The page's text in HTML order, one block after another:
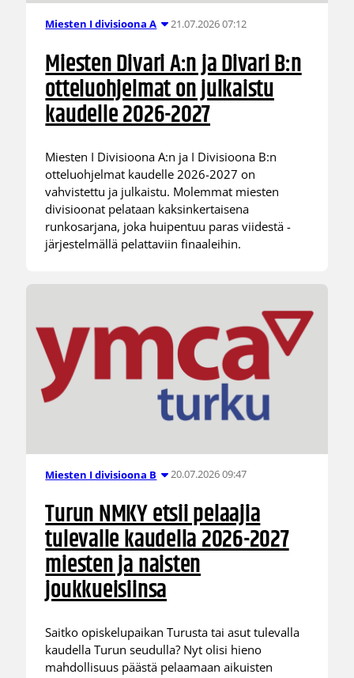
Miesten I divisioona A 21.07.2026 07:12
Miesten Divari A:n ja Divari B:n
otteluohjelmat on julkaistu
kaudelle 2026-2027
Miesten I Divisioona A:n ja I Divisioona B:n
otteluohjelmat kaudelle 2026-2027 on
vahvistettu ja julkaistu. Molemmat miesten
divisioonat pelataan kaksinkertaisena
runkosarjana, joka huipentuu paras viidestä -
järjestelmällä pelattaviin finaaleihin.
Miesten I divisioona B 20.07.2026 09:47
Turun NMKY etsii pelaajia
tulevalle kaudella 2026-2027
miesten ja naisten
joukkueisiinsa
Saitko opiskelupaikan Turusta tai asut tulevalla
kaudella Turun seudulla? Nyt olisi hieno
mahdollisuus päästä pelaamaan aikuisten